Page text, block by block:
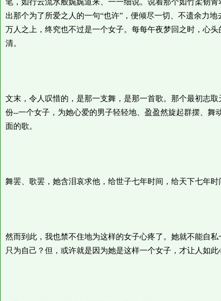
笔，如行云流水般娓娓道来、一一细说。说着那个如竹柔韧
出那个为了所爱之人的一句“也许”，便倾尽一切、不遗余力
万人之上，终究也不过是一个女子。每每午夜梦回之时，心
清。
文末，令人叹惜的，是那一支舞，是那一首歌。那个最初志
份--一个女子，为她心爱的男子轻轻地、盈盈然旋起群摆、舞
面的歌。
舞罢、歌罢，她含泪哀求他，给世子七年时间，给天下七年时
然而到此，我也禁不住地为这样的女子心疼了。她就不能自
只为自己？但，或许就是因为她是这样一个女子，才让人如